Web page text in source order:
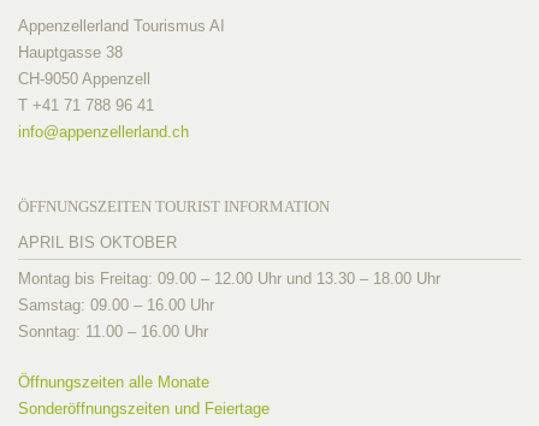
Appenzellerland Tourismus AI
Hauptgasse 38
CH-9050 Appenzell
T +41 71 788 96 41
info@appenzellerland.ch
ÖFFNUNGSZEITEN TOURIST INFORMATION
APRIL BIS OKTOBER
Montag bis Freitag: 09.00 – 12.00 Uhr und 13.30 – 18.00 Uhr
Samstag: 09.00 – 16.00 Uhr
Sonntag: 11.00 – 16.00 Uhr
Öffnungszeiten alle Monate
Sonderöffnungszeiten und Feiertage